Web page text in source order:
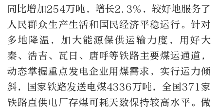
同比增加254万吨，增长2.3%，较好地服务了
人民群众生产生活和国民经济平稳运行。针对
多地降温，加大能源保供运输力度，用好大
秦、浩吉、瓦日、唐呼等铁路主要煤运通道，
动态掌握重点发电企业用煤需求，实行运力倾
斜，国家铁路发送电煤4336万吨，全国371家
铁路直供电厂存煤可耗天数保持较高水平。做